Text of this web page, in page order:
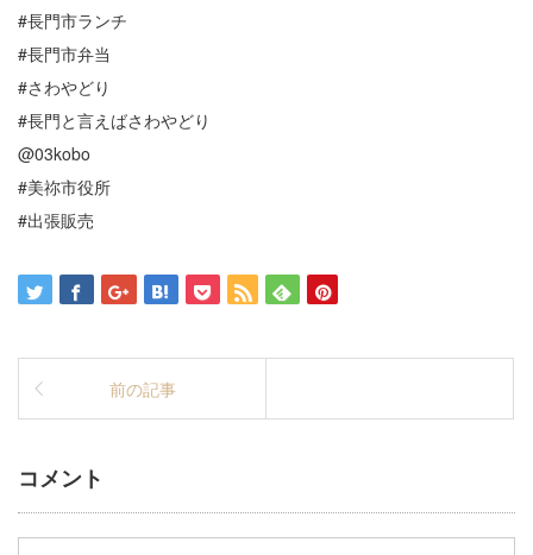
#長門市ランチ
#長門市弁当
#さわやどり
#長門と言えばさわやどり
@03kobo
#美祢市役所
#出張販売
前の記事
コメント